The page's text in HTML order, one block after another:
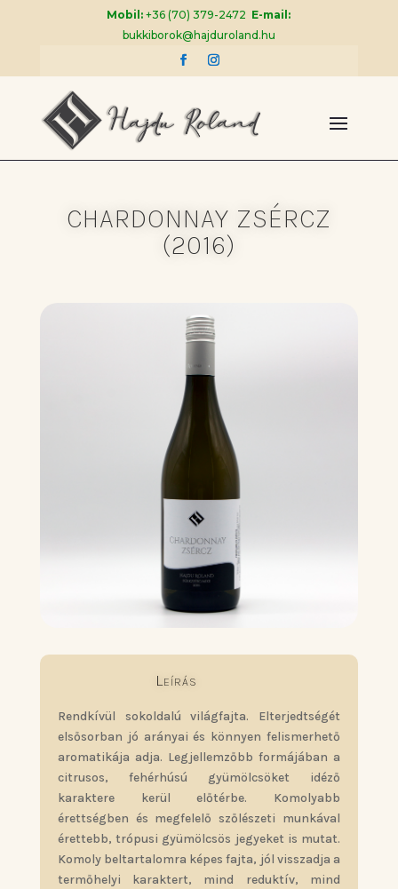
Mobil: +36 (70) 379-2472 E-mail:
bukkiborok@hajduroland.hu
CHARDONNAY ZSÉRCZ
(2016)
Leírás
Rendkívül sokoldalú világfajta. Elterjedtségét
elsősorban jó arányai és könnyen felismerhető
aromatikája adja. Legjellemzőbb formájában a
citrusos, fehérhúsú gyümölcsöket idéző
karaktere kerül előtérbe. Komolyabb
érettségben és megfelelő szőlészeti munkával
érettebb, trópusi gyümölcsös jegyeket is mutat.
Komoly beltartalomra képes fajta, jól visszadja a
termőhelyi karaktert, mind reduktív, mind